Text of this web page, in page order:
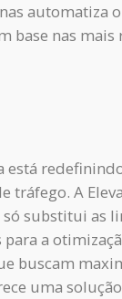
automatiza
nas mais
tráfego. A
substitui as
a
buscam
uma